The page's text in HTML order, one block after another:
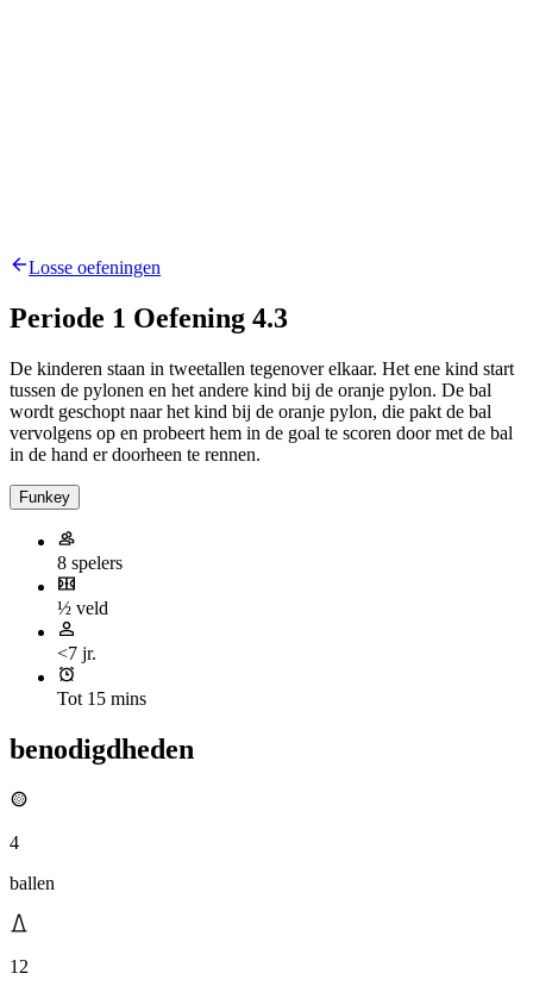
Losse oefeningen
Periode 1 Oefening 4.3
De kinderen staan in tweetallen tegenover elkaar. Het ene kind start
tussen de pylonen en het andere kind bij de oranje pylon. De bal
wordt geschopt naar het kind bij de oranje pylon, die pakt de bal
vervolgens op en probeert hem in de goal te scoren door met de bal
in de hand er doorheen te rennen.
Funkey
8 spelers
½ veld
<7 jr.
Tot 15 mins
benodigdheden
4
ballen
12